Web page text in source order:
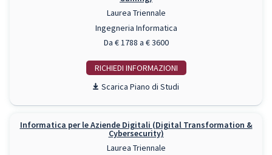
Laurea Triennale
Ingegneria Informatica
Da € 1788 a € 3600
RICHIEDI INFO
Piano di Studi
Informatica per le Aziende Digitali (Digital Transformation &
Cybersecurity)
Laurea Triennale